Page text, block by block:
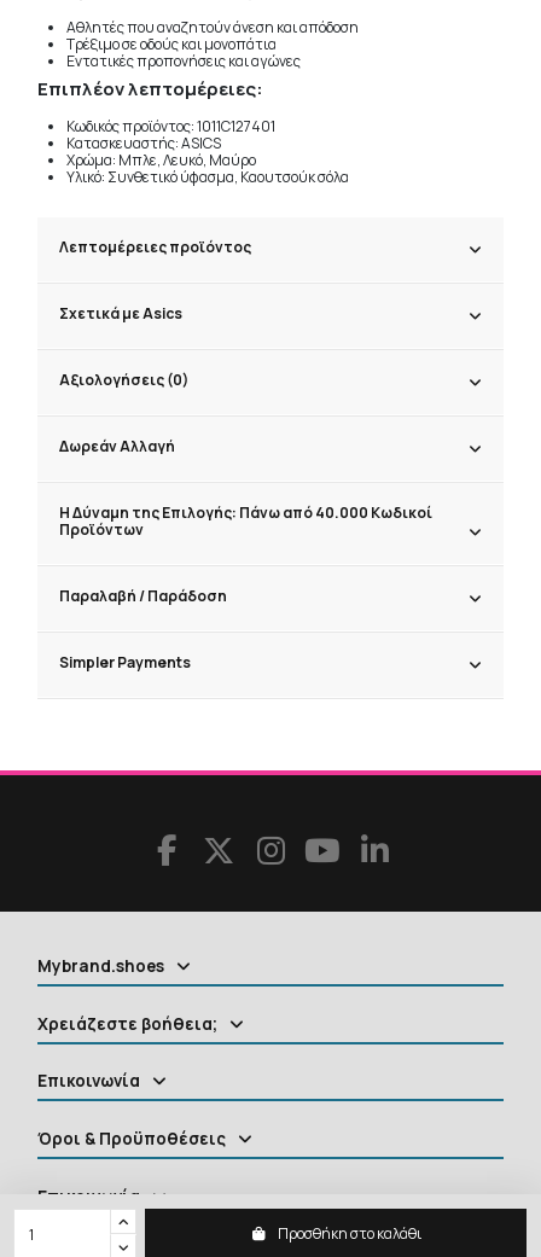
Προσθήκη στο καλάθι
Αθλητές που αναζητούν άνεση και απόδοση
Τρέξιμο σε οδούς και μονοπάτια
Εντατικές προπονήσεις και αγώνες
Επιπλέον λεπτομέρειες:
Κωδικός προϊόντος: 1011C127401
Κατασκευαστής: ASICS
Χρώμα: Μπλε, Λευκό, Μαύρο
Υλικό: Συνθετικό ύφασμα, Καουτσούκ σόλα
Λεπτομέρειες προϊόντος
Σχετικά με Asics
Αξιολογήσεις (0)
Δωρεάν Αλλαγή
Η Δύναμη της Επιλογής: Πάνω από 40.000 Κωδικοί
Προϊόντων
Παραλαβή / Παράδoση
Simpler Payments
Mybrand.shoes
Χρειάζεστε βοήθεια;
Επικοινωνία
Όροι & Προϋποθέσεις
Επικοινωνία